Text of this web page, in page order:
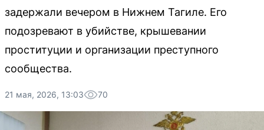
задержали вечером в Нижнем Тагиле. Его
подозревают в убийстве, крышевании
проституции и организации преступного
сообщества.
21 мая, 2026, 13:03 70